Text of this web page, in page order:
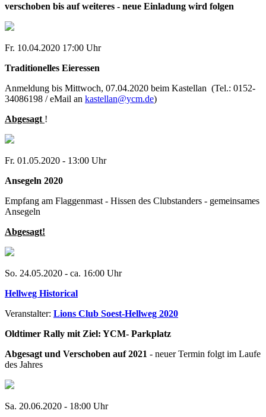
verschoben bis auf weiteres - neue Einladung wird folgen
Fr. 10.04.2020 17:00 Uhr
Traditionelles Eieressen
Anmeldung bis Mittwoch, 07.04.2020 beim Kastellan (Tel.: 0152-
34086198 / eMail an kastellan@ycm.de)
Abgesagt !
Fr. 01.05.2020 - 13:00 Uhr
Ansegeln 2020
Empfang am Flaggenmast - Hissen des Clubstanders - gemeinsames
Ansegeln
Abgesagt!
So. 24.05.2020 - ca. 16:00 Uhr
Hellweg Historical
Veranstalter: Lions Club Soest-Hellweg 2020
Oldtimer Rally mit Ziel: YCM- Parkplatz
Abgesagt und Verschoben auf 2021 - neuer Termin folgt im Laufe
des Jahres
Sa. 20.06.2020 - 18:00 Uhr